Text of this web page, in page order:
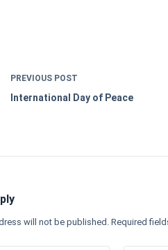
PREVIOUS POST
International Day of Peace
will not be published. Required